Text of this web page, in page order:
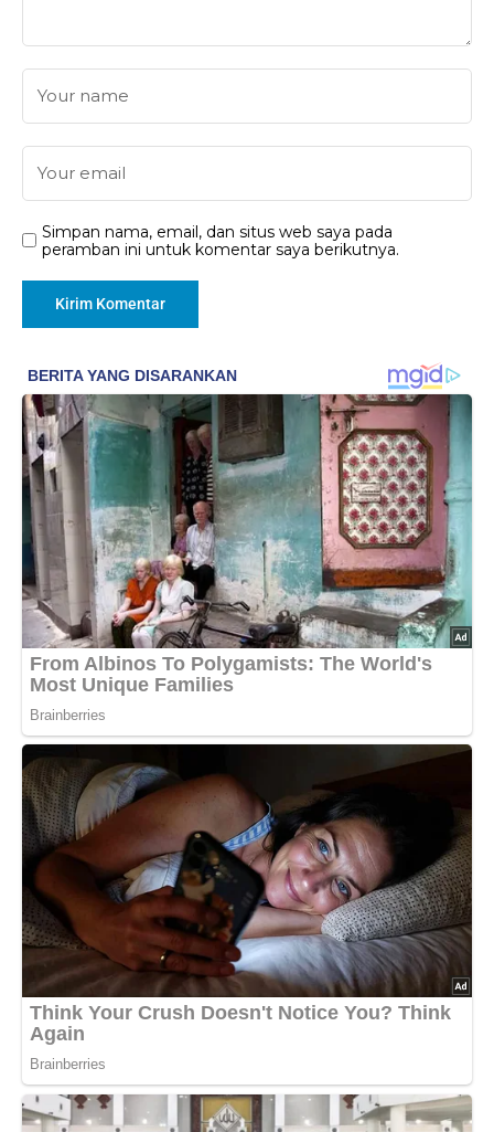
Simpan nama, email, dan situs web saya pada
peramban ini untuk komentar saya berikutnya.